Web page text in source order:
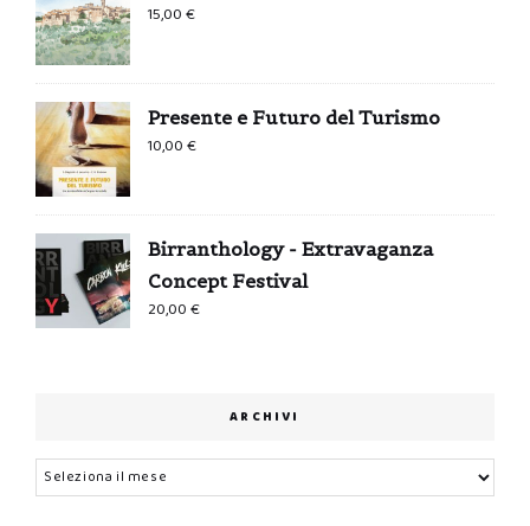
15,00€
Presente e Futuro del Turismo
10,00€
Birranthology - Extravaganza
Concept Festival
20,00€
ARCHIVI
Archivi